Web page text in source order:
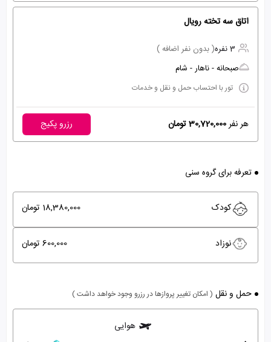
اتاق سه تخته رویال
3 نفره
( بدون نفر اضافه )
صبحانه - ناهار - شام
تور با احتساب حمل و نقل و خدمات
هر نفر30,720,000 تومان رزرو پکیج
تعرفه برای گروه سنی
کودک 18,380,000 تومان
نوزاد 600,000 تومان
حمل و نقل ( امکان تغییر پروازها در رزرو وجود خواهد داشت )
هوایی